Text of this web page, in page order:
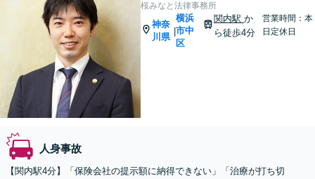
桜みなと法律事務所
神奈
川県
|
横浜
市中
区
関内駅 か
ら徒歩4分
営業時間：本
日定休日
人身事故
【関内駅4分】「保険会社の提示額に納得できない」「治療が打ち切